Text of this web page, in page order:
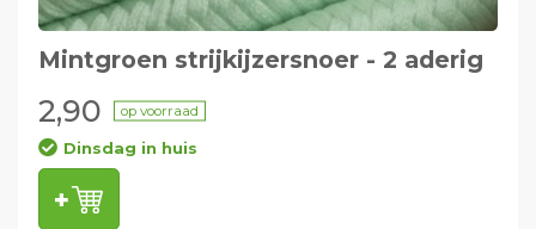
Mintgroen strijkijzersnoer - 2 aderig
2,90 op voorraad
Dinsdag in huis